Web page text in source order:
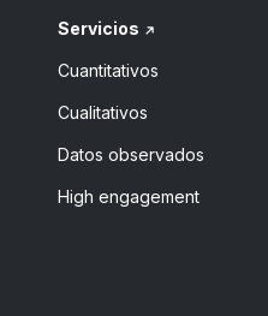
Servicios
Cuantitativos
Cualitativos
Datos observados
High engagement